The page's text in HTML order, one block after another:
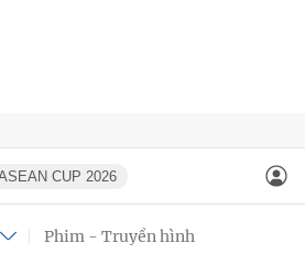
CUP 2026
Phim - Truyền hình